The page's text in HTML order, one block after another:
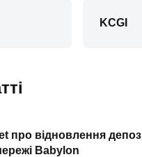
KCGI
про відновлення
Babylon